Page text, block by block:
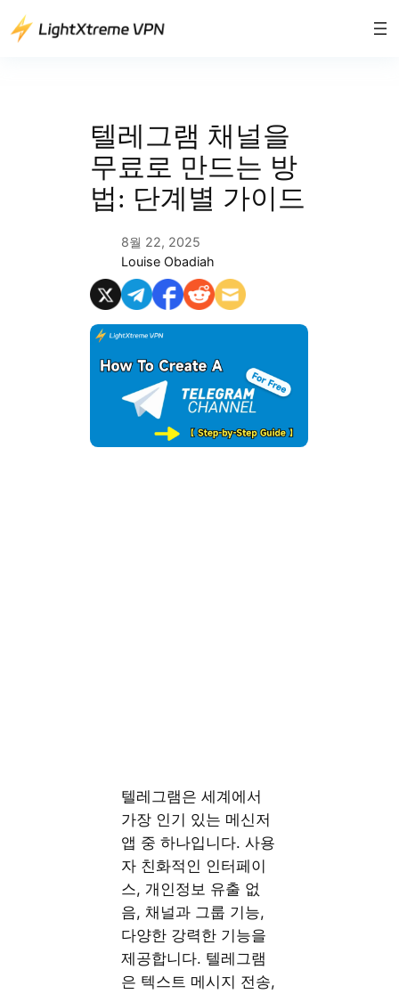
텐
텔레그램 채널을
무료로 만드는 방
법: 단계별 가이드
8월 22, 2025
Louise Obadiah
텔레그램은 세계에서
가장 인기 있는 메신저
앱 중 하나입니다. 사용
자 친화적인 인터페이
스, 개인정보 유출 없
음, 채널과 그룹 기능,
다양한 강력한 기능을
제공합니다. 텔레그램
은 텍스트 메시지 전송,